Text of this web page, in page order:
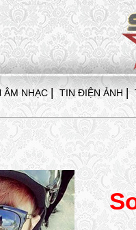
ÂM NHẠC | TIN ĐIỆN ẢNH |